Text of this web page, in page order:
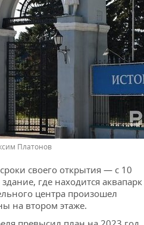
Платонов
сроки своего открытия — с 10
здание, где находится аквапарк
центра произошел
на втором этаже.